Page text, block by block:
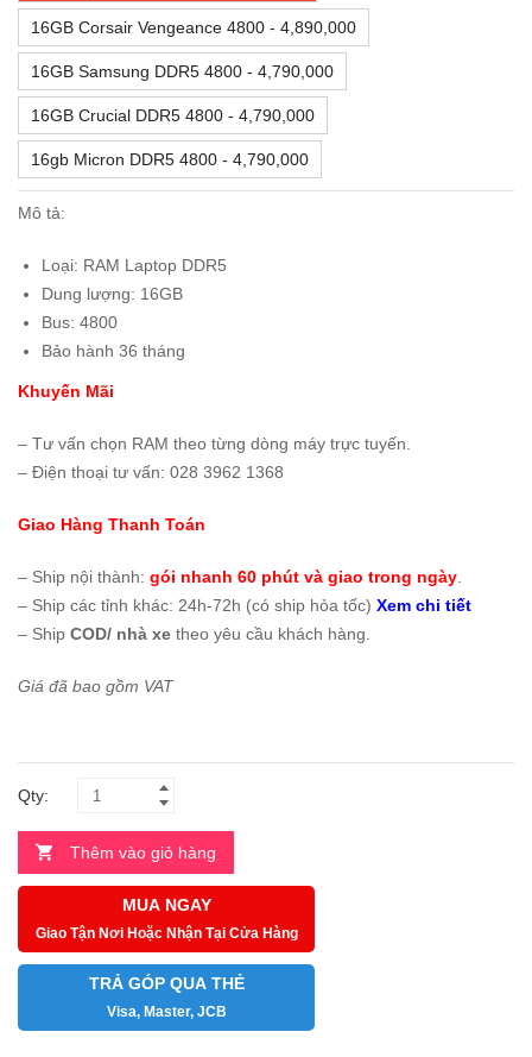
16GB Corsair Vengeance 4800 - 4,890,000
16GB Samsung DDR5 4800 - 4,790,000
16GB Crucial DDR5 4800 - 4,790,000
16gb Micron DDR5 4800 - 4,790,000
Mô tả:
Loại: RAM Laptop DDR5
Dung lượng: 16GB
Bus: 4800
Bảo hành 36 tháng
Khuyến Mãi
– Tư vấn chọn RAM theo từng dòng máy trực tuyến.
– Điện thoại tư vấn: 028 3962 1368
Giao Hàng Thanh Toán
– Ship nội thành: gói nhanh 60 phút và giao trong ngày
– Ship các tỉnh khác: 24h-72h (có ship hỏa tốc) Xem chi tiết
– Ship COD/ nhà xe theo yêu cầu khách hàng.
Giá đã bao gồm VAT
Qty:
Thêm vào giỏ hàng
MUA NGAY
Giao Tận Nơi Hoặc Nhận Tại Cửa Hàng
TRẢ GÓP QUA THẺ
Visa, Master, JCB